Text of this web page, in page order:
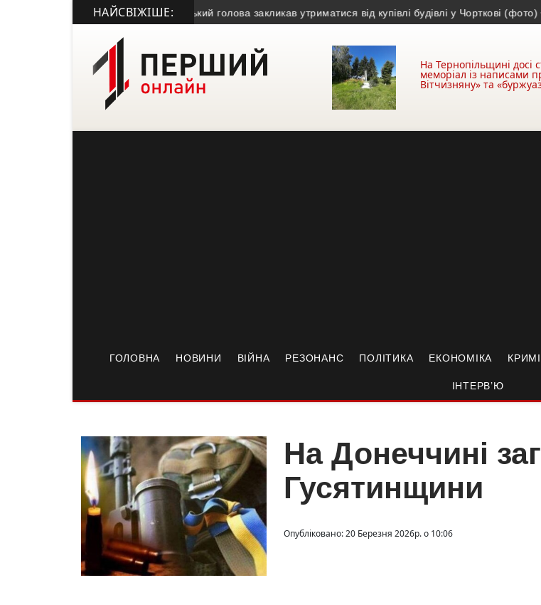
НАЙСВІЖІШЕ:
за крадіжку газу • Міський голова закликав утриматися від купівлі будівлі у Чорткові (фото) •
На Тернопільщині досі
меморіал із написами
Вітчизняну» та
ГОЛОВНА НОВИНИ ВІЙНА РЕЗОНАНС ПОЛІТИКА ЕКОНОМІКА
ІНТЕРВ’Ю
На Донеччині
Гусятинщини
Опубліковано: 20 Березня 2026р. о 10:06